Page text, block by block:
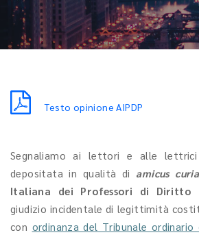
Testo opinione AIPDP
Segnaliamo ai lettori e alle lettrici
depositata in qualità di amicus
Italiana dei Professori di Diritto
giudizio incidentale di legittimità
con ordinanza del Tribunale ordinario